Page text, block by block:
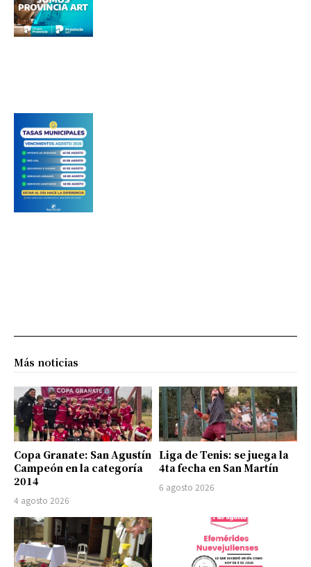
Más noticias
Copa Granate: San Agustín
Campeón en la categoría
2014
4 agosto 2026
Liga de Tenis: se juega la
4ta fecha en San Martín
6 agosto 2026